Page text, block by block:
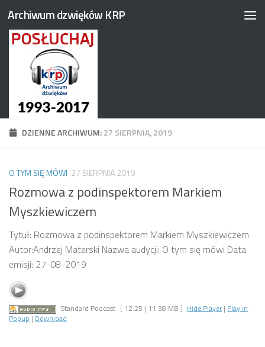
Przejdź do treści
Archiwum dzwięków KRP
DZIENNE ARCHIWUM:27 SIERPNIA, 2019
O TYM SIĘ MÓWI 27 SIERPNIA 2019
Rozmowa z podinspektorem Markiem
Myszkiewiczem
Tytuł: Rozmowa z podinspektorem Markiem Myszkiewiczem
Autor:Andrzej Materski Nazwa audycji: O tym się mówi Data
emisji: 27-08-2019
Standard Podcast [ 12:25 | 11.38 MB ] Hide Player | Play in
Popup | Download